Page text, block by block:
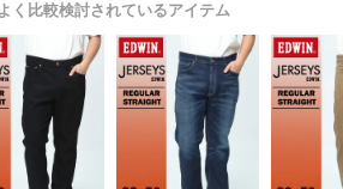
く比較検討されているアイテム